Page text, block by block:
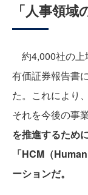
「人事領
約4,000社の上
有価証券報告書
た。これにより
それを今後の事
を推進するため
「HCM（
ーションだ。